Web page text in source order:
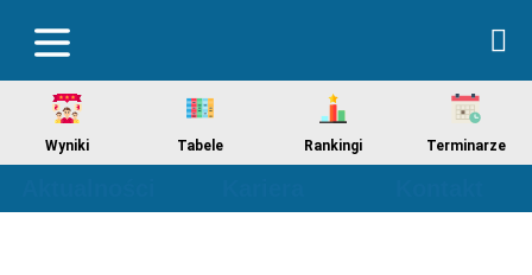
Wyniki Tabele Rankingi Terminarze